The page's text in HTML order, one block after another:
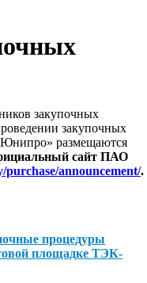
закупочных
закупочных
размещаются
сайт ПАО
announcement/.
процедуры
площадке ТЭК-